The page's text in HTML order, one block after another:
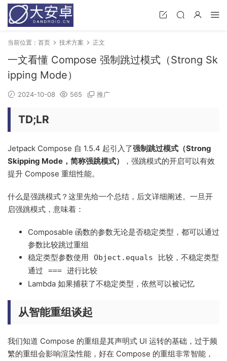
当前位置： 首页 技术方案 正文
一文看懂 Compose 强制跳过模式（Strong Sk
ipping Mode）
2024-10-08 565 推广
TD;LR
Jetpack Compose 自 1.5.4 起引入了强制跳过模式（Strong
Skipping Mode，简称强跳模式）
，强跳模式的开启可以有效
提升 Compose 重组性能。
什么是强跳模式？这里先给一个总结，后文详细阐述。一旦开
启强跳模式，意味着：
Composable 函数的参数无论是否稳定类型，都可以通过
参数比较跳过重组
稳定类型参数使用
Object.equals
比较，不稳定类型
通过
=== 进行比较
Lambda 如果捕获了不稳定类型，依然可以被记忆
从智能重组谈起
我们知道 Compose 的重组是其声明式 UI 运转的基础，过于频
繁的重组会影响渲染性能，好在 Compose 的重组非常智能，